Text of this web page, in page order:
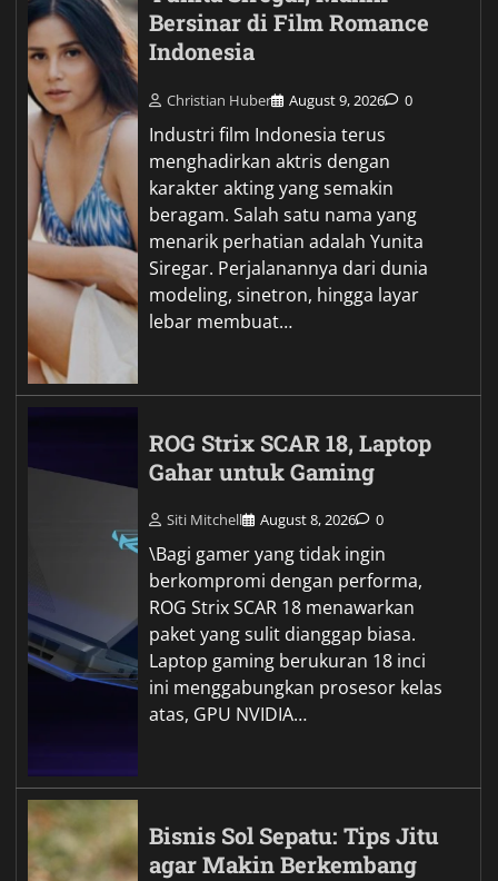
Bersinar di Film Romance
Indonesia
Christian Huber August 9, 2026 0
Industri film Indonesia terus
menghadirkan aktris dengan
karakter akting yang semakin
beragam. Salah satu nama yang
menarik perhatian adalah Yunita
Siregar. Perjalanannya dari dunia
modeling, sinetron, hingga layar
lebar membuat…
ROG Strix SCAR 18, Laptop
Gahar untuk Gaming
Siti Mitchell August 8, 2026 0
\Bagi gamer yang tidak ingin
berkompromi dengan performa,
ROG Strix SCAR 18 menawarkan
paket yang sulit dianggap biasa.
Laptop gaming berukuran 18 inci
ini menggabungkan prosesor kelas
atas, GPU NVIDIA…
Bisnis Sol Sepatu: Tips Jitu
agar Makin Berkembang